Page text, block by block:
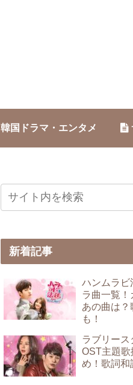
韓国ドラマ・エンタメ
新着記事
ハンムラビ
ラ曲一覧！
あの曲は？
も！
ラブリース
OST主題歌
め！歌詞和